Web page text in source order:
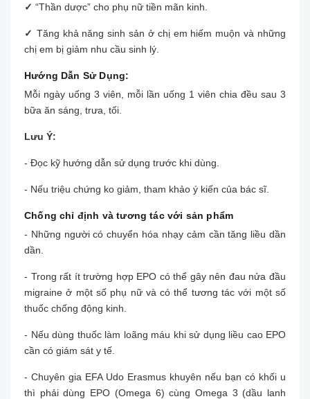
✓ “Thần dược” cho phụ nữ tiền mãn kinh.
✓ Tăng khả năng sinh sản ở chị em hiếm muộn và những
chị em bị giảm nhu cầu sinh lý.
Hướng Dẫn Sử Dụng:
Mỗi ngày uống 3 viên, mỗi lần uống 1 viên chia đều sau 3
bữa ăn sáng, trưa, tối.
Lưu Ý:
- Đọc kỹ hướng dẫn sử dụng trước khi dùng.
- Nếu triệu chứng ko giảm, tham khảo ý kiến của bác sĩ.​
Chống chỉ định và tương tác với sản phẩm
- Những người có chuyển hóa nhạy cảm cần tăng liều dần
dần.
- Trong rất ít trường hợp EPO có thể gây nên đau nửa đầu
migraine ở một số phụ nữ và có thể tương tác với một số
thuốc chống động kinh.
- Nếu dùng thuốc làm loãng máu khi sử dụng liều cao EPO
cần có giám sát y tế.
- Chuyên gia EFA Udo Erasmus khuyên nếu bạn có khối u
thì phải dùng EPO (Omega 6) cùng Omega 3 (dầu lanh